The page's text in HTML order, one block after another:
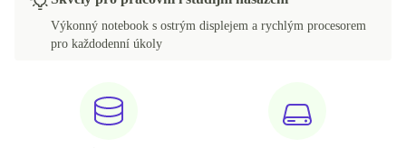
Výkonný notebook s ostrým displejem a rychlým procesorem
pro každodenní úkoly